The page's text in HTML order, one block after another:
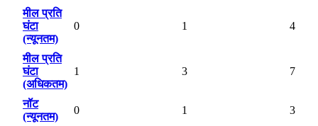
मील प्रति
घंटा
(न्यूनतम)
0 1 4
मील प्रति
घंटा
(अधिकतम)
1 3 7
नॉट
(न्यूनतम)
0 1 3